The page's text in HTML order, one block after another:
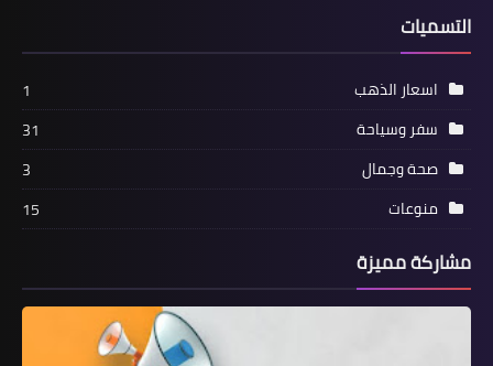
التسميات
اسعار الذهب
1
سفر وسياحة
31
صحة وجمال
3
منوعات
15
مشاركة مميزة